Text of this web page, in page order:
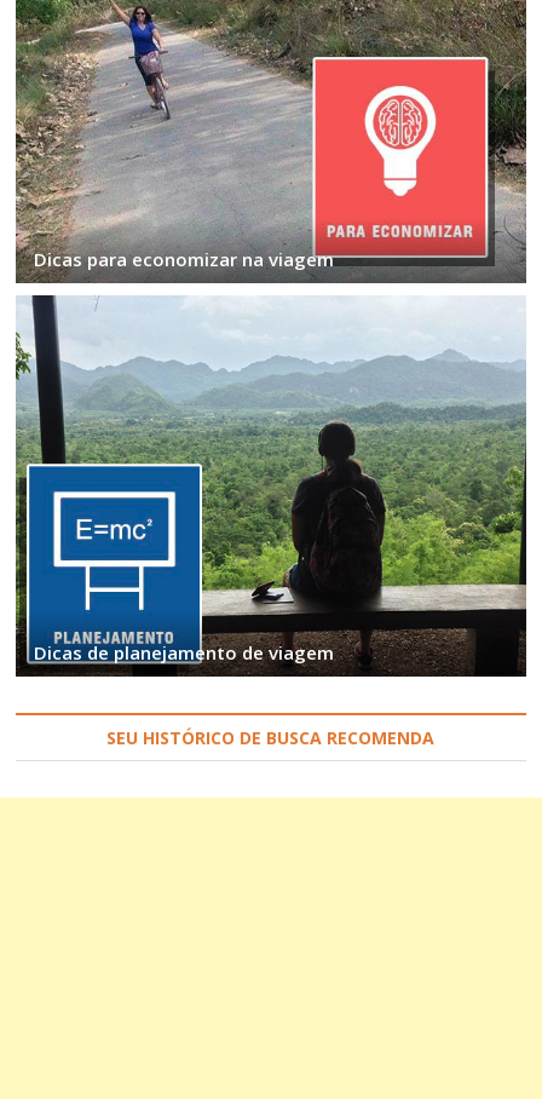
Dicas para economizar na viagem
Dicas de planejamento de viagem
SEU HISTÓRICO DE BUSCA RECOMENDA